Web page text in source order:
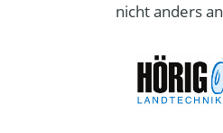
nicht anders